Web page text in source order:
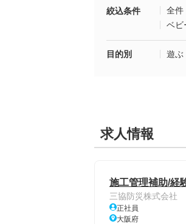
絞込条件 全件
ベビ
目的別 遊ぶ
求人情報
施工管理補助/経
三協防災株式会社
正社員
大阪府